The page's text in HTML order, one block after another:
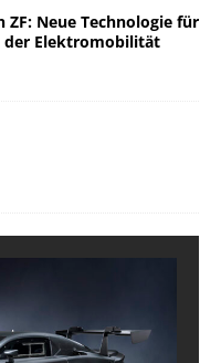
ZF: Neue Technologie für
der Elektromobilität